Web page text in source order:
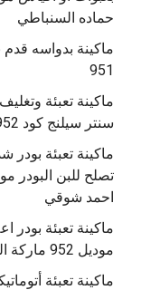
حماده السنباطي
ماكينة بدواسه قدم
951
ماكينة تعبئة
سنتر سيلنج كود 952
احمد شوقي
موديل 952 ماركة المهندس منسي شرح مصطفي عبد الواحد